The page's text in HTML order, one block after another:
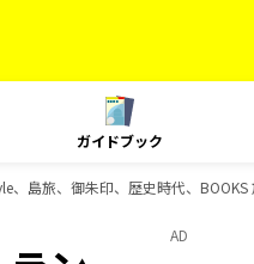
ガイドブック
島旅、御朱印、歴史時代、
AD